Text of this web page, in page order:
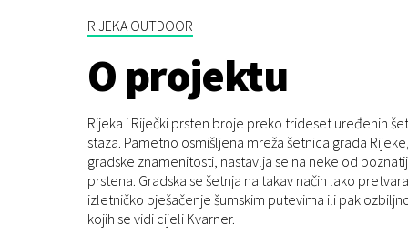
RIJEKA OUTDOOR
O projektu
Rijeka i Riječki prsten broje preko trideset uređenih
staza. Pametno osmišljena mreža šetnica grada
gradske znamenitosti, nastavlja se na neke od
prstena. Gradska se šetnja na takav način lako
izletničko pješačenje šumskim putevima ili pak
kojih se vidi cijeli Kvarner.